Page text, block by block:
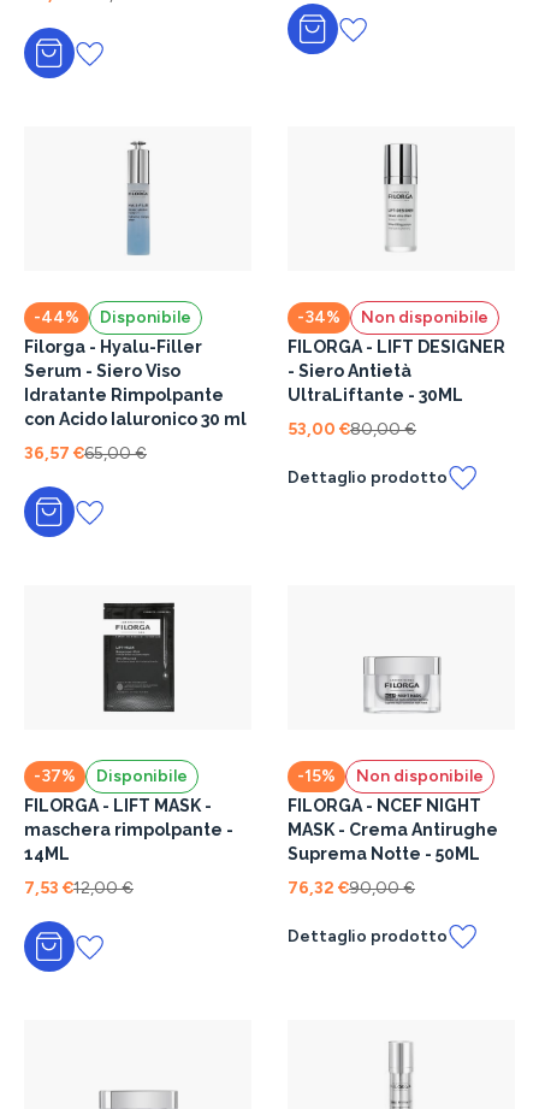
Aggiungi al carrello
Aggiungi al carrello
-44% Disponibile
Filorga - Hyalu-Filler
Serum - Siero Viso
Idratante Rimpolpante
con Acido Ialuronico 30 ml
36,57 €65,00 €
Aggiungi al carrello
-34% Non disponibile
FILORGA - LIFT DESIGNER
- Siero Antietà
UltraLiftante - 30ML
53,00 €80,00 €
Dettaglio prodotto
-37% Disponibile
FILORGA - LIFT MASK -
maschera rimpolpante -
14ML
7,53 €12,00 €
Aggiungi al carrello
-15% Non disponibile
FILORGA - NCEF NIGHT
MASK - Crema Antirughe
Suprema Notte - 50ML
76,32 €90,00 €
Dettaglio prodotto